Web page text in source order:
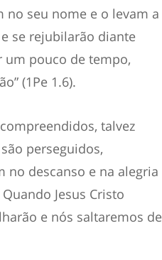
no seu nome e o levam a
se rejubilarão diante
um pouco de tempo,
(1Pe 1.6).
talvez
perseguidos,
no descanso e na alegria
Jesus Cristo
e nós saltaremos de